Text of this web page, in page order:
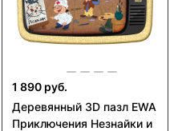
1 890 руб.
Деревянный 3D пазл EWA
Приключения Незнайки и